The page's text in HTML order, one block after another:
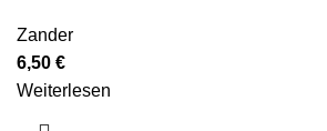
Zander
6,50 €
Weiterlesen